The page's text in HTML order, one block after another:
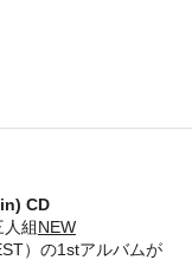
CD
組NEW
）の1stアルバムが